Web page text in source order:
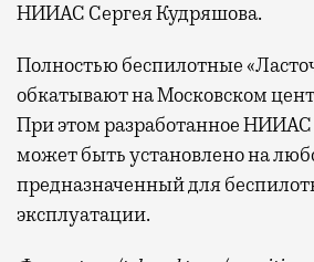
НИИАС Сергея Кудряшова.
Полностью беспилотные
обкатывают на Московском
При этом разработанное НИИАС
может быть установлено на
предназначенный для
эксплуатации.